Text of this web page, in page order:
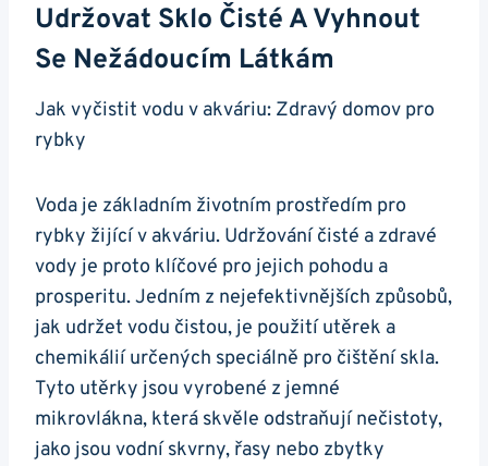
Udržovat Sklo Čisté A Vyhnout
Se⁤ Nežádoucím Látkám
Jak vyčistit vodu v akváriu:⁤ Zdravý domov pro
rybky
Voda je základním životním prostředím pro
rybky žijící v akváriu. ⁢Udržování čisté‍ a zdravé
vody je ‍proto klíčové pro​ jejich pohodu a
prosperitu. Jedním z nejefektivnějších způsobů,
jak ⁤udržet vodu čistou, ⁣je ‌použití utěrek a
chemikálií⁢ určených speciálně pro‌ čištění ⁣skla.⁢
Tyto utěrky jsou vyrobené z jemné
mikrovlákna, ‌která skvěle odstraňují nečistoty,
jako jsou ⁤vodní skvrny, řasy nebo zbytky